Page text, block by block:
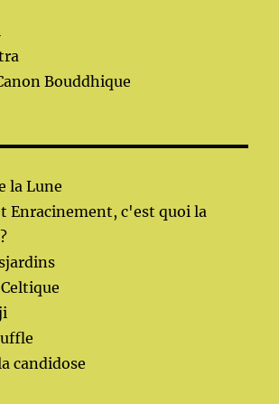
Bouddhique
la Lune
Enracinement, c'est quoi la
candidose